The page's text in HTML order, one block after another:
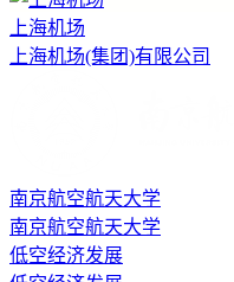
上海机场
上海机场(集团)有限公司
南京航空航天大学
南京航空航天大学
低空经济发展